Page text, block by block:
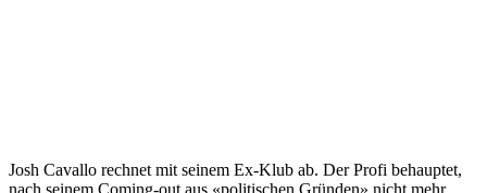
Josh Cavallo rechnet mit seinem Ex-Klub ab. Der Profi behauptet,
nach seinem Coming-out aus «politischen Gründen» nicht mehr